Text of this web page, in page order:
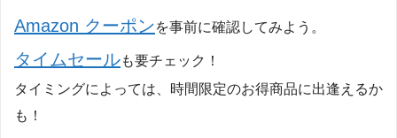
Amazon クーポンを事前に確認してみよう。
タイムセールも要チェック！
タイミングによっては、時間限定のお得商品に出逢えるか
も！